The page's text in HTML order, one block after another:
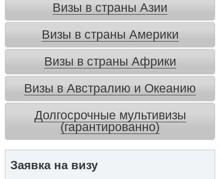
Визы в страны Азии
Визы в страны Америки
Визы в страны Африки
Визы в Австралию и Океанию
Долгосрочные мультивизы
(гарантированно)
Заявка на визу